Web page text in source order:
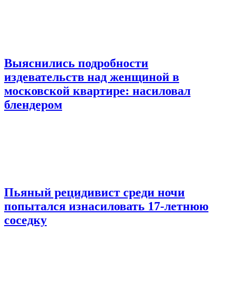
Выяснились подробности
издевательств над женщиной в
московской квартире: насиловал
блендером
Пьяный рецидивист среди ночи
попытался изнасиловать 17-летнюю
соседку